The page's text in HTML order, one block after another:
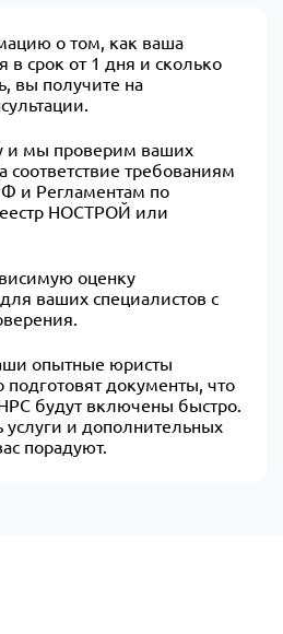
о том, как ваша
в срок от 1 дня и сколько
вы получите на
и мы проверим ваших
соответствие требованиям
и Регламентам по
НОСТРОЙ или
оценку
ваших специалистов с
опытные юристы
подготовят документы, что
будут включены быстро.
услуги и дополнительных
порадуют.